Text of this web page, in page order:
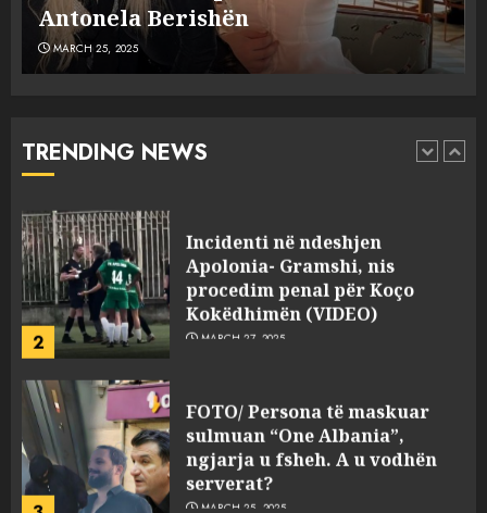
plagosën!
MARCH 25, 2025
TRENDING NEWS
MARCH 25, 2025
1
Punonjësja e UKT akuzon
pasuri të pajustifikuar
2
Incidenti në ndeshjen
Apolonia- Gramshi, nis
procedim penal për Koço
Kokëdhimën (VIDEO)
MARCH 27, 2025
3
FOTO/ Persona të maskuar
sulmuan “One Albania”,
ngjarja u fsheh. A u vodhën
serverat?
MARCH 25, 2025